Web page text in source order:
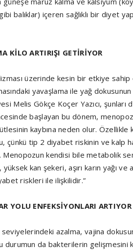
balıklar) içeren sağlıklı bir diyet
KİLO ARTIRIŞI GETİRİYOR
üzerinde kesin bir etkiye
yavaşlama ile yağ
Melis Gökçe Koçer Yazıcı, şunları
başlayan bu dönem,
kaybına neden olur. Özellikle
çünkü tip 2 diyabet riskinin ve kalp
kendisi bile metabolik
yüksek kan şekeri, aşırı karın yağı
riskleri ile ilişkilidir.”
YOLU ENFEKSİYONLARI ARTIYOR
azalma, vajina
durumun da bakterilerin gelişmesini